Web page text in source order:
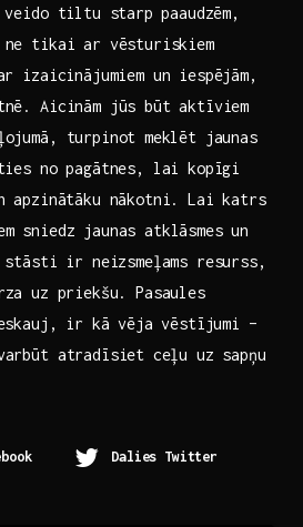
veido tiltu starp⁢ paaudzēm,
ne tikai ar vēsturiskiem
izaicinājumiem un iespējām,
Aicinām jūs būt‌ aktīviem
turpinot ⁢meklēt​ jaunas‍
no ‍pagātnes, lai kopīgi
apzinātāku nākotni. ​Lai‌ katrs
sniedz jaunas atklāsmes un
‌ir neizsmeļams resurss,⁣
uz priekšu.‍ Pasaules⁢
ir⁣ kā vēja vēstījumi⁢ –
atradīsiet⁢ ceļu ‍uz sapņu
Dalies Twitter